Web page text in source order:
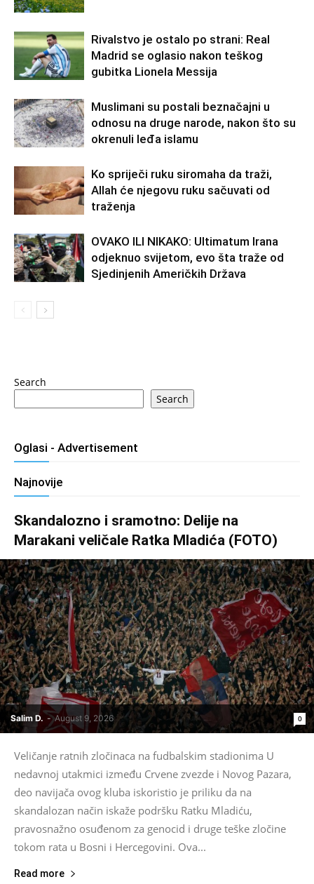
Rivalstvo je ostalo po strani: Real
Madrid se oglasio nakon teškog
gubitka Lionela Messija
Muslimani su postali beznačajni u
odnosu na druge narode, nakon što su
okrenuli leđa islamu
Ko spriječi ruku siromaha da traži,
Allah će njegovu ruku sačuvati od
traženja
OVAKO ILI NIKAKO: Ultimatum Irana
odjeknuo svijetom, evo šta traže od
Sjedinjenih Američkih Država
Search
Search
Oglasi - Advertisement
Najnovije
Skandalozno i sramotno: Delije na
Marakani veličale Ratka Mladića (FOTO)
Salim D. - August 9, 2026 0
Veličanje ratnih zločinaca na fudbalskim stadionima U
nedavnoj utakmici između Crvene zvezde i Novog Pazara,
deo navijača ovog kluba iskoristio je priliku da na
skandalozan način iskaže podršku Ratku Mladiću,
pravosnažno osuđenom za genocid i druge teške zločine
tokom rata u Bosni i Hercegovini. Ova...
Read more